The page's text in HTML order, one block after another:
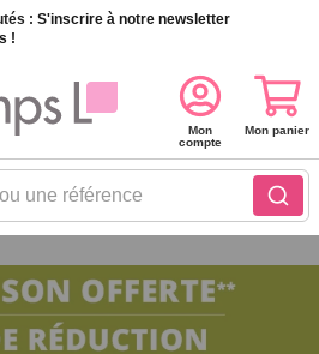
: S'inscrire à notre newsletter
!
une référence
Mon
compte
Mon panier
12/08/2026.